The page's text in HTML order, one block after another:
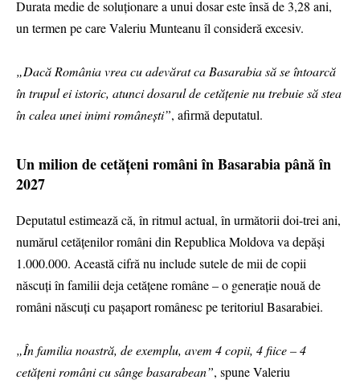
Durata medie de soluționare a unui dosar este însă de 3,28 ani,
un termen pe care Valeriu Munteanu îl consideră excesiv.
„Dacă România vrea cu adevărat ca Basarabia să se întoarcă
în trupul ei istoric, atunci dosarul de cetățenie nu trebuie să stea
în calea unei inimi românești”, afirmă deputatul.
Un milion de cetățeni români în Basarabia până în
2027
Deputatul estimează că, în ritmul actual, în următorii doi-trei ani,
numărul cetățenilor români din Republica Moldova va depăși
1.000.000. Această cifră nu include sutele de mii de copii
născuți în familii deja cetățene române – o generație nouă de
români născuți cu pașaport românesc pe teritoriul Basarabiei.
„În familia noastră, de exemplu, avem 4 copii, 4 fiice – 4
cetățeni români cu sânge basarabean”, spune Valeriu